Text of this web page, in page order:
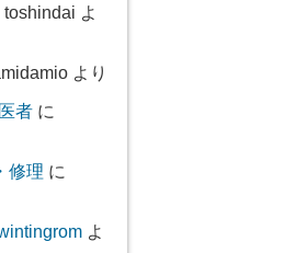
toshindai よ
より
者 に
修理 に
よ